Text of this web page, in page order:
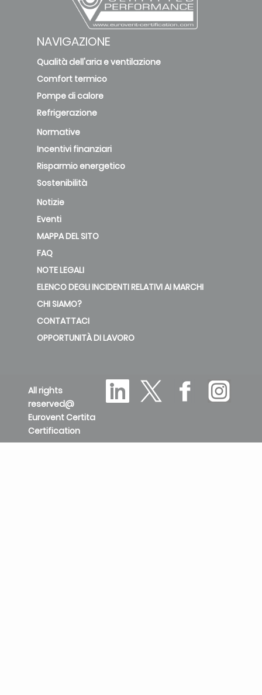
NAVIGAZIONE
Qualità dell'aria e ventilazione
Comfort termico
Pompe di calore
Refrigerazione
Normative
Incentivi finanziari
Risparmio energetico
Sostenibilità
Notizie
Eventi
MAPPA DEL SITO
FAQ
NOTE LEGALI
ELENCO DEGLI INCIDENTI RELATIVI AI MARCHI
CHI SIAMO?
CONTATTACI
OPPORTUNITÀ DI LAVORO
All rights
reserved@
Eurovent Certita
Certification